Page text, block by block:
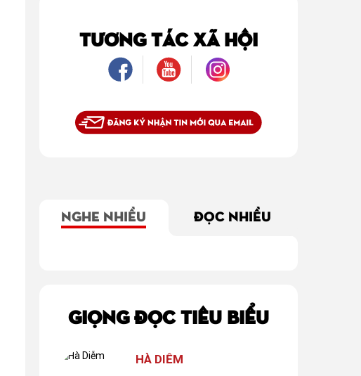
TƯƠNG TÁC XÃ HỘI
NGHE NHIỀU ĐỌC NHIỀU
GIỌNG ĐỌC TIÊU BIỂU
HÀ DIỄM